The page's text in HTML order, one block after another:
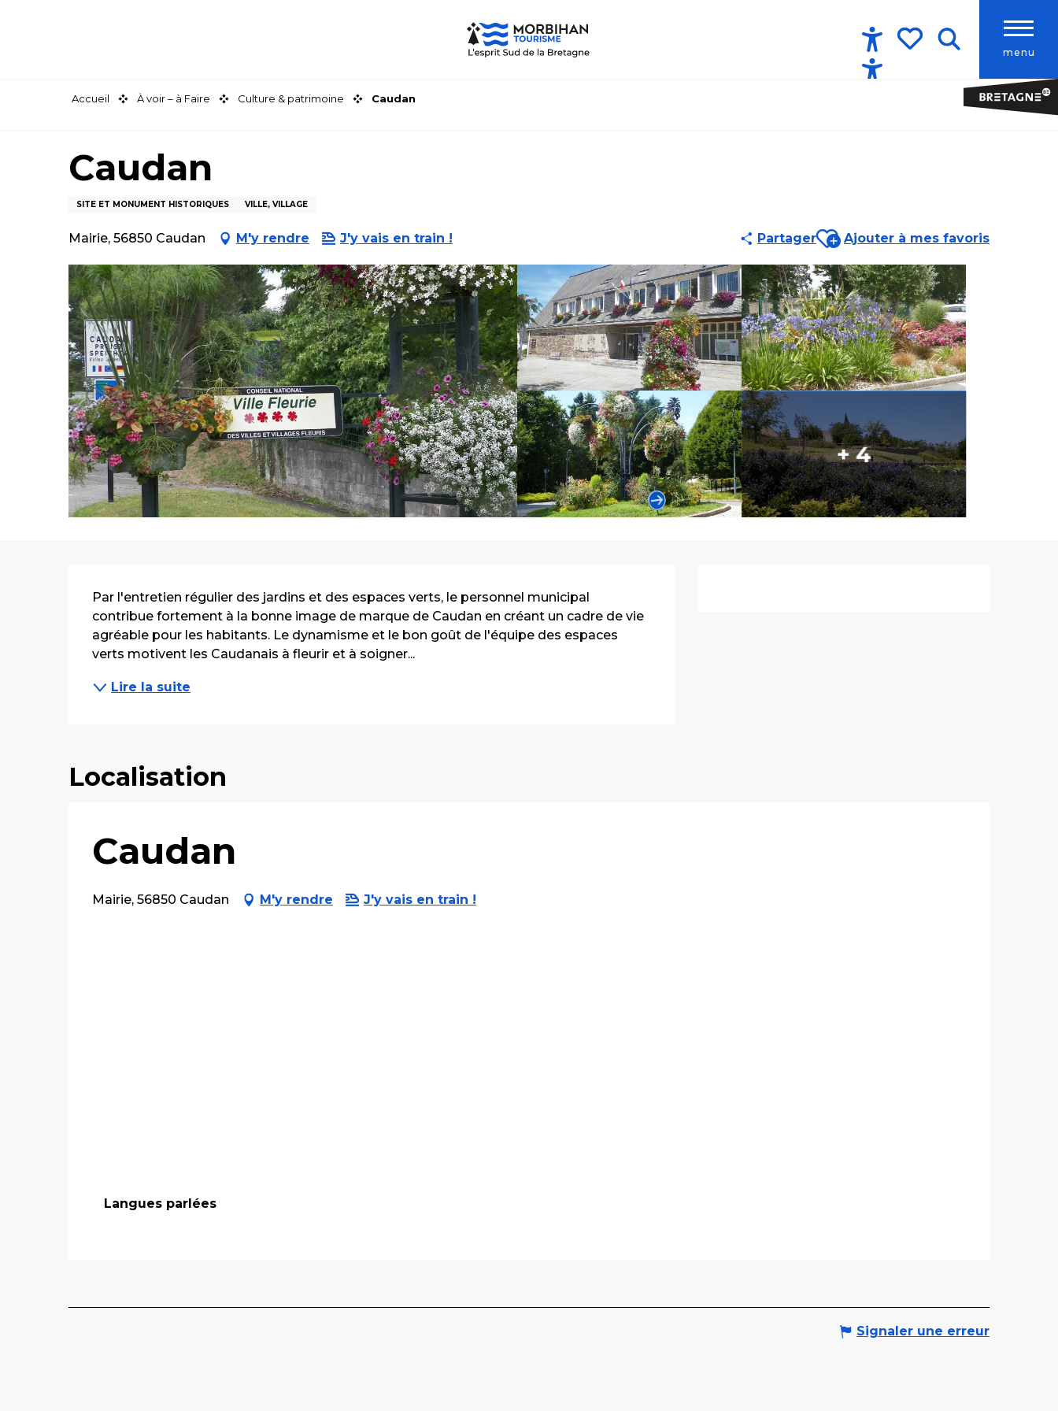
menu
Accessibilité
Accueil À voir – à Faire Culture & patrimoine Caudan
Caudan
SITE ET MONUMENT HISTORIQUES VILLE, VILLAGE
Mairie, 56850 Caudan M'y rendre J'y vais en train ! PartagerAjouter aux favoris
Ajouter à mes favoris
+ 4
Description
Par l'entretien régulier des jardins et des espaces verts, le personnel municipal
contribue fortement à la bonne image de marque de Caudan en créant un cadre de vie
agréable pour les habitants. Le dynamisme et le bon goût de l'équipe des espaces
verts motivent les Caudanais à fleurir et à soigner...
Lire la suite
Localisation
Caudan
Mairie, 56850 Caudan M'y rendre J'y vais en train !
Langues parlées
Langues parlées
Signaler une erreur